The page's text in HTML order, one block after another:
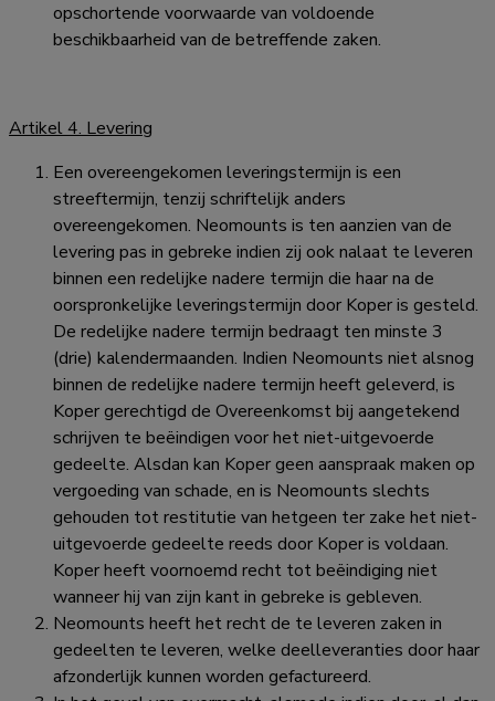
opschortende voorwaarde van voldoende
beschikbaarheid van de betreffende zaken.
Artikel 4. Levering
Een overeengekomen leveringstermijn is een
streeftermijn, tenzij schriftelijk anders
overeengekomen. Neomounts is ten aanzien van de
levering pas in gebreke indien zij ook nalaat te leveren
binnen een redelijke nadere termijn die haar na de
oorspronkelijke leveringstermijn door Koper is gesteld.
De redelijke nadere termijn bedraagt ten minste 3
(drie) kalendermaanden. Indien Neomounts niet alsnog
binnen de redelijke nadere termijn heeft geleverd, is
Koper gerechtigd de Overeenkomst bij aangetekend
schrijven te beëindigen voor het niet-uitgevoerde
gedeelte. Alsdan kan Koper geen aanspraak maken op
vergoeding van schade, en is Neomounts slechts
gehouden tot restitutie van hetgeen ter zake het niet-
uitgevoerde gedeelte reeds door Koper is voldaan.
Koper heeft voornoemd recht tot beëindiging niet
wanneer hij van zijn kant in gebreke is gebleven.
Neomounts heeft het recht de te leveren zaken in
gedeelten te leveren, welke deelleveranties door haar
afzonderlijk kunnen worden gefactureerd.